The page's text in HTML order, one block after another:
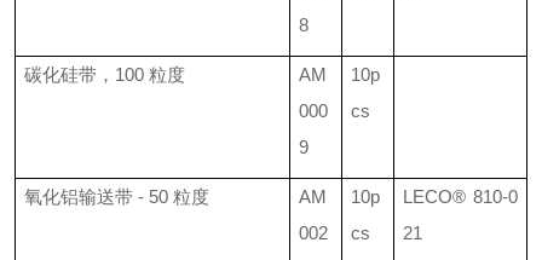
8
碳化硅带， 100 粒度
AM
000
9
10p
cs
氧化铝输送带 - 50 粒度
AM
002
10p
cs
LECO® 810-0
21